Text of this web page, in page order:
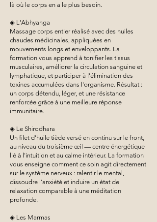
là où le corps en a le plus besoin.
◈ L'Abhyanga
Massage corps entier réalisé avec des huiles
chaudes médicinales, appliquées en
mouvements longs et enveloppants. La
formation vous apprend à tonifier les tissus
musculaires, améliorer la circulation sanguine et
lymphatique, et participer à l'élimination des
toxines accumulées dans l'organisme. Résultat :
un corps détendu, léger, et une résistance
renforcée grâce à une meilleure réponse
immunitaire.
◈ Le Shirodhara
Un filet d'huile tiède versé en continu sur le front,
au niveau du troisième œil — centre énergétique
lié à l'intuition et au calme intérieur. La formation
vous enseigne comment ce soin agit directement
sur le système nerveux : ralentir le mental,
dissoudre l'anxiété et induire un état de
relaxation comparable à une méditation
profonde.
◈ Les Marmas